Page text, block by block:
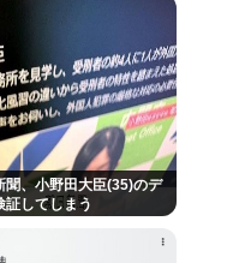
聞、小野田大臣(35)のデ
証してしまう